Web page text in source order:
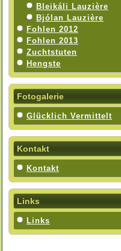
Bleikáli Lauzière
Bjólan Lauzière
Fohlen 2012
Fohlen 2013
Zuchtstuten
Hengste
Fotogalerie
Glücklich Vermittelt
Kontakt
Kontakt
Links
Links